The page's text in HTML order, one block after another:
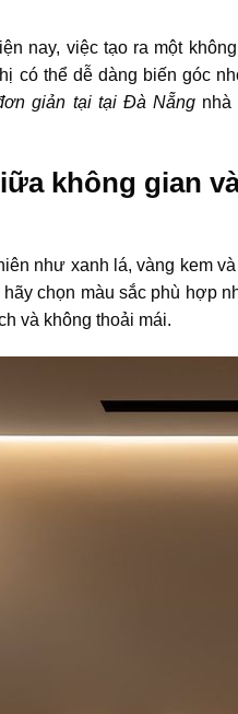
nay, việc tạo ra một
có thể dễ dàng biến góc
giản tại tại Đà Nẵng nhà
không gian
như xanh lá, vàng kem
chọn màu sắc phù hợp
và không thoải mái.